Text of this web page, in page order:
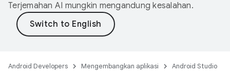
Terjemahan AI mungkin mengandung kesalahan.
Android Developers Mengembangkan aplikasi
Android Studio